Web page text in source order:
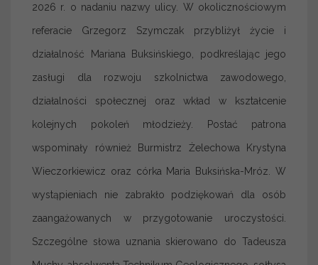
2026 r. o nadaniu nazwy ulicy. W okolicznościowym
referacie Grzegorz Szymczak przybliżył życie i
działalność Mariana Buksińskiego, podkreślając jego
zasługi dla rozwoju szkolnictwa zawodowego,
działalności społecznej oraz wkład w kształcenie
kolejnych pokoleń młodzieży. Postać patrona
wspominały również Burmistrz Żelechowa Krystyna
Wieczorkiewicz oraz córka Maria Buksińska-Mróz. W
wystąpieniach nie zabrakło podziękowań dla osób
zaangażowanych w przygotowanie uroczystości.
Szczególne słowa uznania skierowano do Tadeusza